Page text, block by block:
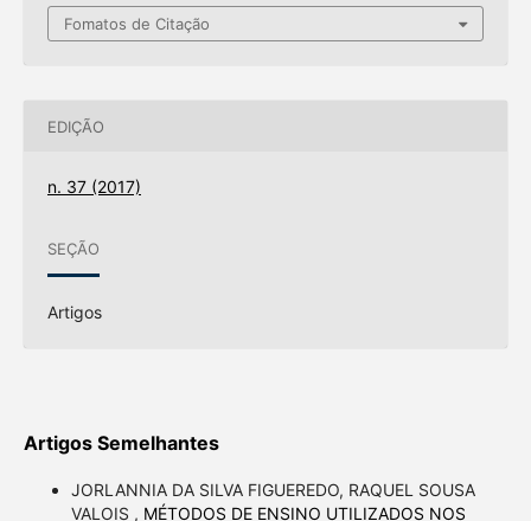
Fomatos de Citação
EDIÇÃO
n. 37 (2017)
SEÇÃO
Artigos
Artigos Semelhantes
JORLANNIA DA SILVA FIGUEREDO, RAQUEL SOUSA
VALOIS , MÉTODOS DE ENSINO UTILIZADOS NOS